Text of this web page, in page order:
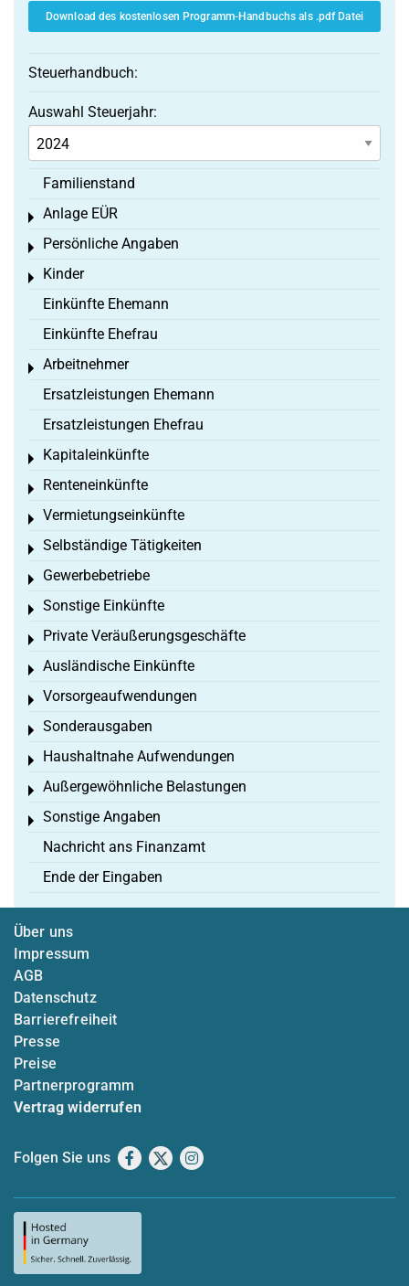
Download des kostenlosen Programm-Handbuchs als .pdf Datei
Steuerhandbuch:
Auswahl Steuerjahr:
Familienstand
Anlage EÜR
Toggle menu
Persönliche Angaben
Toggle menu
Kinder
Toggle menu
Einkünfte Ehemann
Einkünfte Ehefrau
Arbeitnehmer
Toggle menu
Ersatzleistungen Ehemann
Ersatzleistungen Ehefrau
Kapitaleinkünfte
Toggle menu
Renteneinkünfte
Toggle menu
Vermietungseinkünfte
Toggle menu
Selbständige Tätigkeiten
Toggle menu
Gewerbebetriebe
Toggle menu
Sonstige Einkünfte
Toggle menu
Private Veräußerungsgeschäfte
Toggle menu
Ausländische Einkünfte
Toggle menu
Vorsorgeaufwendungen
Toggle menu
Sonderausgaben
Toggle menu
Haushaltnahe Aufwendungen
Toggle menu
Außergewöhnliche Belastungen
Toggle menu
Sonstige Angaben
Toggle menu
Nachricht ans Finanzamt
Ende der Eingaben
Über uns
Impressum
AGB
Datenschutz
Barrierefreiheit
Presse
Preise
Partnerprogramm
Vertrag widerrufen
Folgen Sie uns Facebook
X Instagram